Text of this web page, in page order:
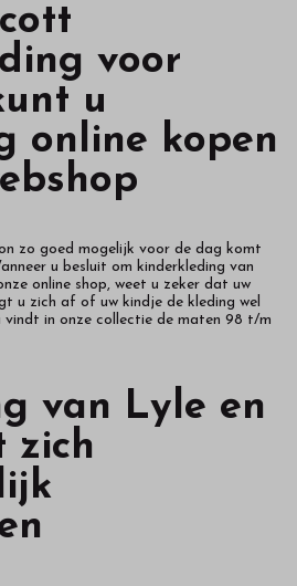
voor
u
online kopen
zo goed mogelijk voor de dag komt
u besluit om kinderkleding van
online shop, weet u zeker dat uw
u zich af of uw kindje de kleding wel
vindt in onze collectie de maten 98 t/m
van Lyle en
zich